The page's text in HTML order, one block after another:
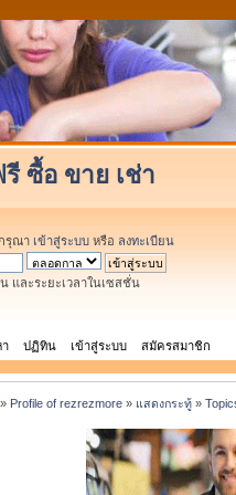
ซื้อ ขาย เช่า
กรุณา เข้าสู่ระบบ หรือ ลงทะเบียน
และระยะเวลาในเซสชั่น
ปฏิทิน เข้าสู่ระบบ สมัครสมาชิก
» Profile of rezrezmore » แสดงกระทู้ »